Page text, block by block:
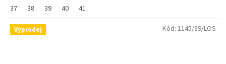
37
38 39 40 41
Výprodej Kód: 1145/39/LOS